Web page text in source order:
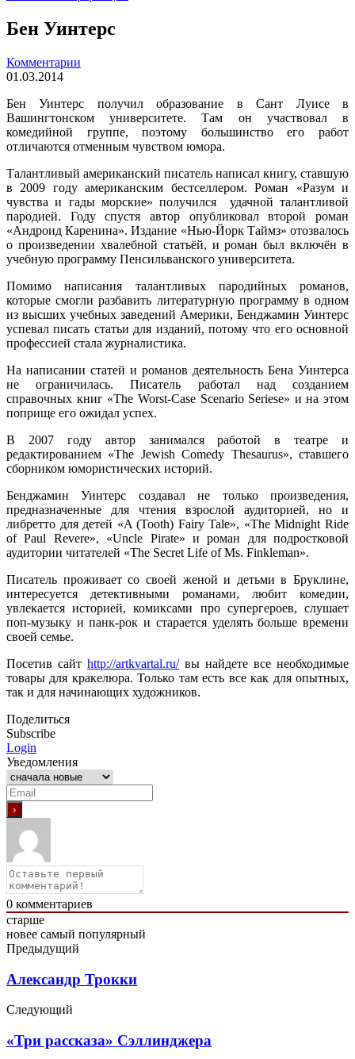
Бен Уинтерс
Комментарии
01.03.2014
Бен Уинтерс получил образование в Сант Луисе в
Вашингтонском университете. Там он участвовал в
комедийной группе, поэтому большинство его работ
отличаются отменным чувством юмора.
Талантливый американский писатель написал книгу, ставшую
в 2009 году американским бестселлером. Роман «Разум и
чувства и гады морские» получился удачной талантливой
пародией. Году спустя автор опубликовал второй роман
«Андроид Каренина». Издание «Нью-Йорк Таймз» отозвалось
о произведении хвалебной статьёй, и роман был включён в
учебную программу Пенсильванского университета.
Помимо написания талантливых пародийных романов,
которые смогли разбавить литературную программу в одном
из высших учебных заведений Америки, Бенджамин Уинтерс
успевал писать статьи для изданий, потому что его основной
профессией стала журналистика.
На написании статей и романов деятельность Бена Уинтерса
не ограничилась. Писатель работал над созданием
справочных книг «The Worst-Case Scenario Seriese» и на этом
поприще его ожидал успех.
В 2007 году автор занимался работой в театре и
редактированием «The Jewish Comedy Thesaurus», ставшего
сборником юмористических историй.
Бенджамин Уинтерс создавал не только произведения,
предназначенные для чтения взрослой аудиторией, но и
либретто для детей «A (Tooth) Fairy Tale», «The Midnight Ride
of Paul Revere», «Uncle Pirate» и роман для подростковой
аудитории читателей «The Secret Life of Ms. Finkleman».
Писатель проживает со своей женой и детьми в Бруклине,
интересуется детективными романами, любит комедии,
увлекается историей, комиксами про супергероев, слушает
поп-музыку и панк-рок и старается уделять больше времени
своей семье.
Посетив сайт http://artkvartal.ru/вы найдете все необходимые
товары для кракелюра. Только там есть все как для опытных,
так и для начинающих художников.
Поделиться
Subscribe
Login
Уведомления
0 комментариев
старше
новее самый популярный
Предыдущий
Александр Трокки
Следующий
«Три рассказа» Сэллинджера